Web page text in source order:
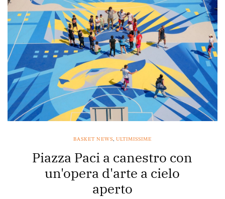
BASKET NEWS, ULTIMISSIME
Piazza Paci a canestro con
un'opera d'arte a cielo
aperto